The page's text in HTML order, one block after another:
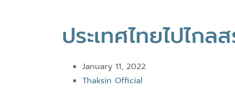
ประเทศไทยไปไก
January 11, 2022
Thaksin Official